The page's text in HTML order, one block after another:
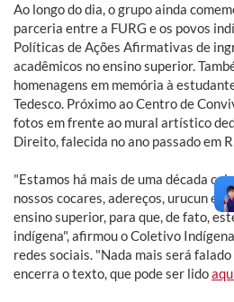
Ao longo do dia, o grupo ainda
parceria entre a FURG e os povos
Políticas de Ações Afirmativas de
acadêmicos no ensino superior.
homenagens em memória à
Tedesco. Próximo ao Centro de
fotos em frente ao mural artístico
Direito, falecida no ano passado em
"Estamos há mais de uma década
nossos cocares, adereços, urucun e
ensino superior, para que, de fato,
indígena", afirmou o Coletivo
redes sociais. "Nada mais será falado
encerra o texto, que pode ser lido